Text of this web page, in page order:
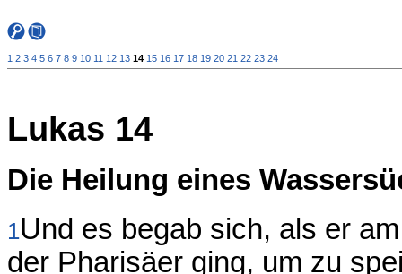
1 2 3 4 5 6 7 8 9 10 11 12 13 14 15 16 17 18 19 20 21 22 23 24
Lukas 14
Die Heilung eines
1Und es begab sich, als er
der Pharisäer ging, um zu